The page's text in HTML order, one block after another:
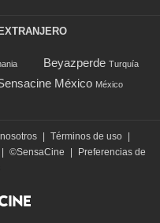
Beyazperde Turquía
México México
Términos de uso
©SensaCine
Preferencias de